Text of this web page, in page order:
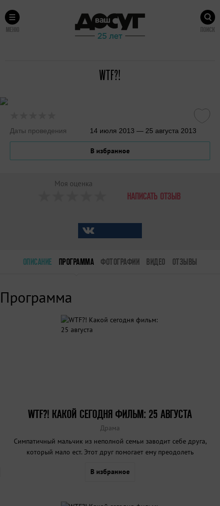
МЕНЮ ПОИСК
WTF?!
Даты проведения 14 июля 2013 — 25 августа 2013
В избранное
Моя оценка
НАПИСАТЬ ОТЗЫВ
ОПИСАНИЕ ПРОГРАММА ФОТОГРАФИИ ВИДЕО ОТЗЫВЫ
Программа
WTF?! КАКОЙ СЕГОДНЯ ФИЛЬМ: 25 АВГУСТА
Драма
Симпатичный мальчик из неполной семьи заводит себе друга,
который мало ест. Этот друг помогает ему преодолеть
одноклассников, которые раньше постоянно били героя.
В избранное